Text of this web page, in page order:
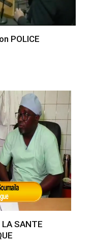
POLICE
SANTE